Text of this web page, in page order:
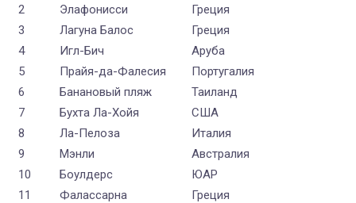
2
Элафонисси
Греция
3
Лагуна Балос
Греция
4
Игл-Бич
Аруба
5
Прайя-да-Фалесия
Португалия
6
Банановый пляж
Таиланд
7
Бухта Ла-Хойя
США
8
Ла-Пелоза
Италия
9
Мэнли
Австралия
10
Боулдерс
ЮАР
11
Фалассарна
Греция